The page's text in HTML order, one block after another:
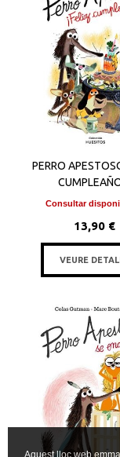
PERRO
Consultar
13,90 €
VEURE
Aquest lloc web